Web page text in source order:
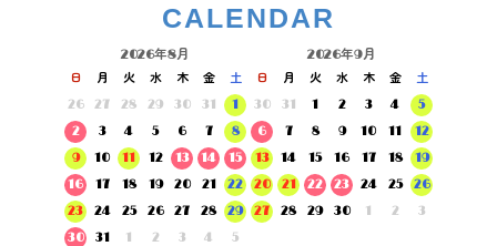
CALENDAR
2026年8月
日 月 火 水 木 金
土
26
27 28 29 30 31
1
2
3 4 5 6 7
8
9
10 11 12 13 14
15
16
17 18 19 20 21
22
23
24 25 26 27 28
29
30
31 1 2 3 4 5
2026年9月
日 月 火 水 木 金
土
30
31 1 2 3 4
5
6
7 8 9 10 11
12
13
14 15 16 17 18
19
20
21 22 23 24 25
26
27
28 29 30 1 2 3